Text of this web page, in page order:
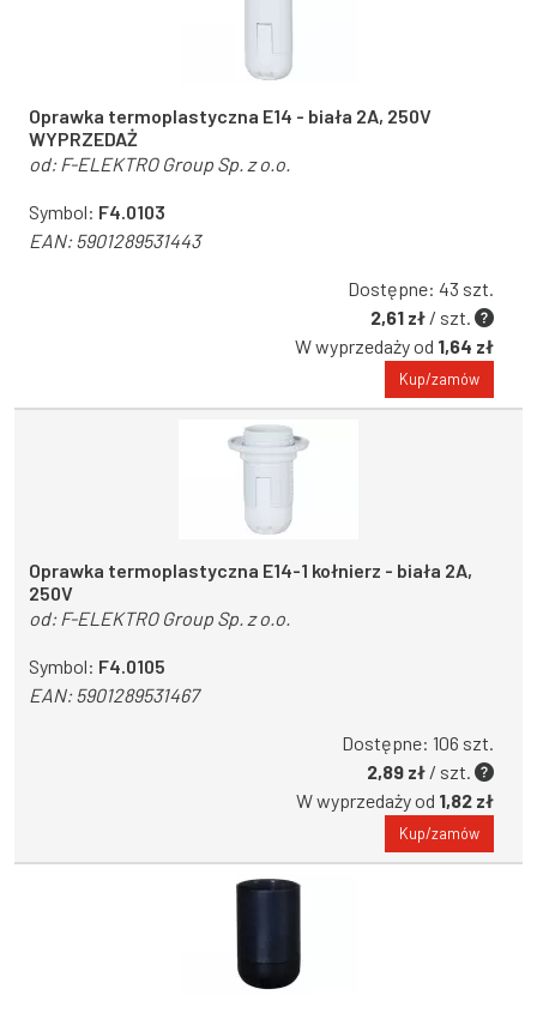
Oprawka termoplastyczna E14 - biała 2A, 250V
WYPRZEDAŻ
od: F-ELEKTRO Group Sp. z o.o.
Symbol: F4.0103
EAN:5901289531443
Dostępne: 43 szt.
2,61 zł / szt.
W wyprzedaży od 1,64 zł
Kup/zamów
Oprawka termoplastyczna E14-1 kołnierz - biała 2A,
250V
od: F-ELEKTRO Group Sp. z o.o.
Symbol: F4.0105
EAN:5901289531467
Dostępne: 106 szt.
2,89 zł / szt.
W wyprzedaży od 1,82 zł
Kup/zamów